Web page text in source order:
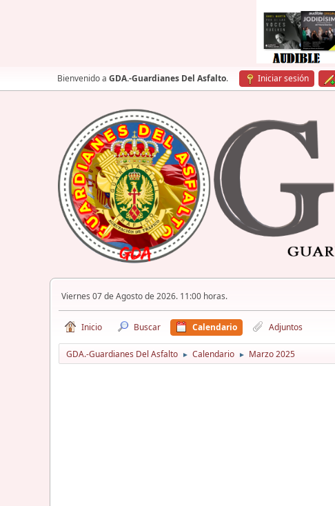
Bienvenido a GDA.-Guardianes Del Asfalto. Iniciar sesión
Viernes 07 de Agosto de 2026. 11:00 horas.
Inicio Buscar Calendario Adjuntos
GDA.-Guardianes Del Asfalto ► Calendario ► Marzo 2025